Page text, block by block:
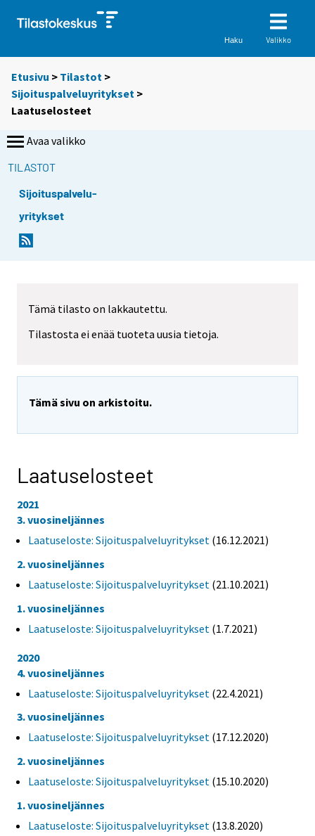
Haku Valikko
Etusivu > Tilastot >
Sijoituspalveluyritykset >
Laatuselosteet
Avaa valikko
TILASTOT
Sijoituspalvelu-
yritykset
Tämä tilasto on lakkautettu.
Tilastosta ei enää tuoteta uusia tietoja.
Tämä sivu on arkistoitu.
Laatuselosteet
2021
3. vuosineljännes
Laatuseloste: Sijoituspalveluyritykset (16.12.2021)
2. vuosineljännes
Laatuseloste: Sijoituspalveluyritykset (21.10.2021)
1. vuosineljännes
Laatuseloste: Sijoituspalveluyritykset (1.7.2021)
2020
4. vuosineljännes
Laatuseloste: Sijoituspalveluyritykset (22.4.2021)
3. vuosineljännes
Laatuseloste: Sijoituspalveluyritykset (17.12.2020)
2. vuosineljännes
Laatuseloste: Sijoituspalveluyritykset (15.10.2020)
1. vuosineljännes
Laatuseloste: Sijoituspalveluyritykset (13.8.2020)